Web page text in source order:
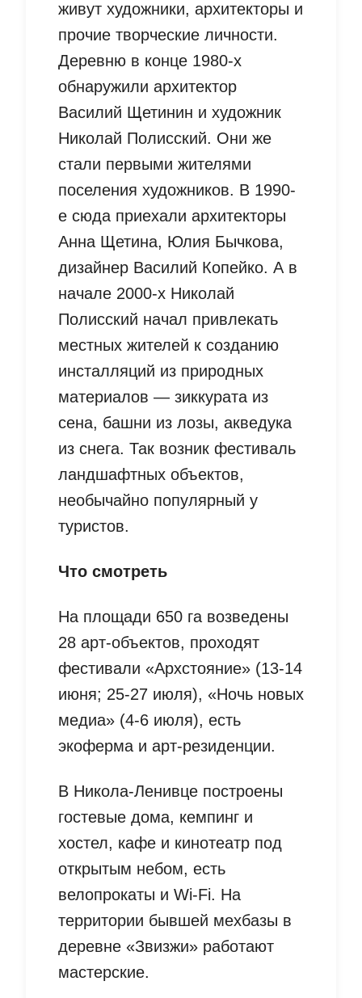
живут художники, архитекторы и
прочие творческие личности.
Деревню в конце 1980-х
обнаружили архитектор
Василий Щетинин и художник
Николай Полисский. Они же
стали первыми жителями
поселения художников. В 1990-
е сюда приехали архитекторы
Анна Щетина, Юлия Бычкова,
дизайнер Василий Копейко. А в
начале 2000-х Николай
Полисский начал привлекать
местных жителей к созданию
инсталляций из природных
материалов — зиккурата из
сена, башни из лозы, акведука
из снега. Так возник фестиваль
ландшафтных объектов,
необычайно популярный у
туристов.
Что смотреть
На площади 650 га возведены
28 арт-объектов, проходят
фестивали «Архстояние» (13-14
июня; 25-27 июля), «Ночь новых
медиа» (4-6 июля), есть
экоферма и арт-резиденции.
В Никола-Ленивце построены
гостевые дома, кемпинг и
хостел, кафе и кинотеатр под
открытым небом, есть
велопрокаты и Wi-Fi. На
территории бывшей мехбазы в
деревне «Звизжи» работают
мастерские.